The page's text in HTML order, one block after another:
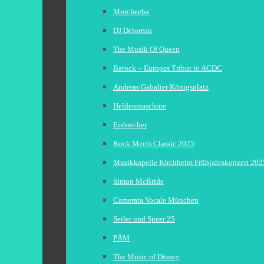
Morcheeba
DJ Delorean
The Musik Of Queen
Barock – Europas Tribut to ACDC
Andreas Gabalier Königsplatz
Heldenmaschine
Eisbrecher
Rock Meets Classic 2025
Musikkapelle Kirchheim Frühjahrskonzert
Simon McBride
Camerata Vocale München
Seiler und Speer 25
PÄM
The Music of Disney